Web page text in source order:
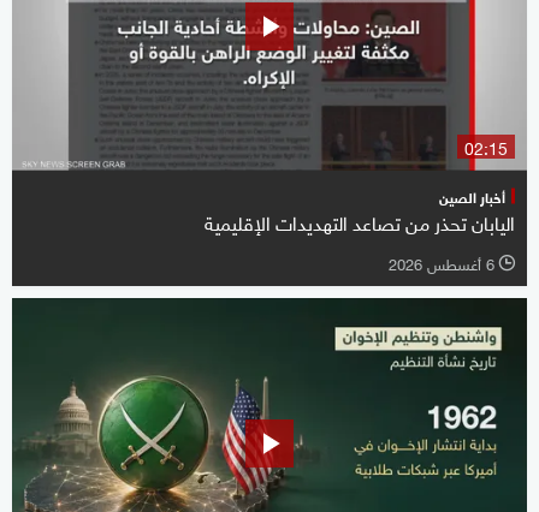
02:15
أخبار الصين
اليابان تحذر من تصاعد التهديدات الإقليمية
l 6 أغسطس 2026